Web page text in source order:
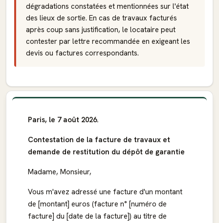
dégradations constatées et mentionnées sur l'état
des lieux de sortie. En cas de travaux facturés
après coup sans justification, le locataire peut
contester par lettre recommandée en exigeant les
devis ou factures correspondants.
Paris, le 7 août 2026.
Contestation de la facture de travaux et
demande de restitution du dépôt de garantie
Madame, Monsieur,
Vous m'avez adressé une facture d'un montant
de [montant] euros (facture n° [numéro de
facture] du [date de la facture]) au titre de